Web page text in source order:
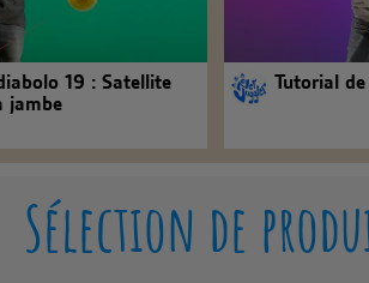
19 : Satellite
jambe
Tutorial
Sélection de